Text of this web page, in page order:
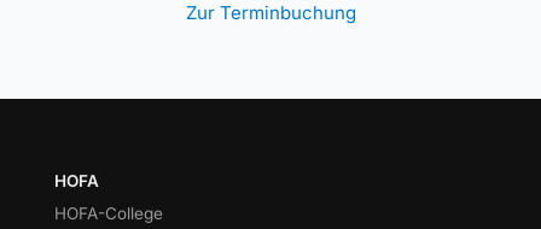
Zur Terminbuchung
HOFA
HOFA-College